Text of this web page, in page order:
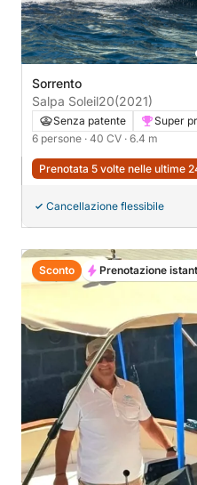
Sorrento
Salpa Soleil20(2021)
Senza patente
Super
6 persone · 40 CV · 6.4 m
Prenotata 5 volte nelle ultime
Cancellazione flessibile
Sconto Prenotazione